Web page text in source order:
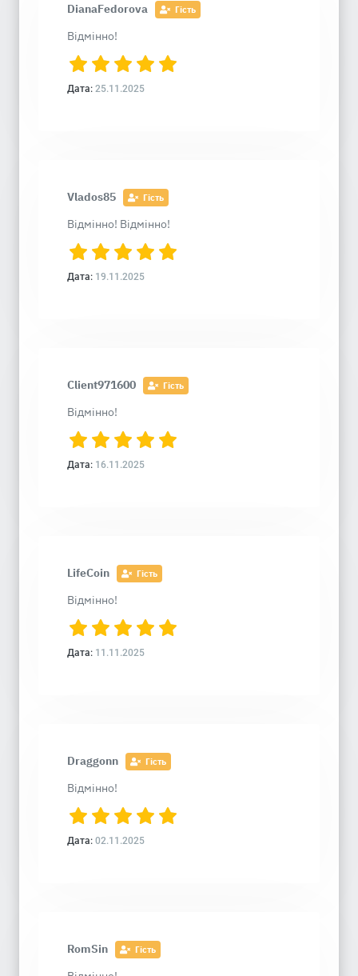
DianaFedorova Гість
Відмінно!
Дата: 25.11.2025
Vlados85 Гість
Відмінно! Відмінно!
Дата: 19.11.2025
Client971600 Гість
Відмінно!
Дата: 16.11.2025
LifeCoin Гість
Відмінно!
Дата: 11.11.2025
Draggonn Гість
Відмінно!
Дата: 02.11.2025
RomSin Гість